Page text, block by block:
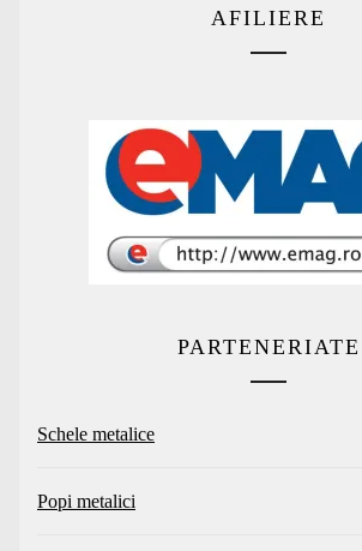
AFILIERE
PARTENERIATE
Schele metalice
Popi metalici